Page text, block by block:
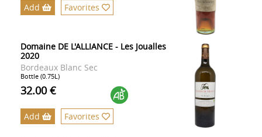
Add Favorites
Domaine DE L'ALLIANCE - Les Joualles
2020
Bordeaux Blanc Sec
Bottle (0.75L)
32.00 €
Add Favorites